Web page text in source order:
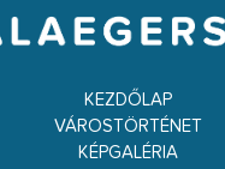
KEZDŐLAP
VÁROSTÖRTÉNET
KÉPGALÉRIA